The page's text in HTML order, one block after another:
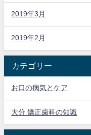
2019年3月
2019年2月
カテゴリー
お口の病気とケア
大分 矯正歯科の知識